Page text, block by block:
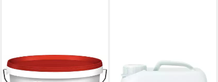
KRAUTOL
Farbgrundierung